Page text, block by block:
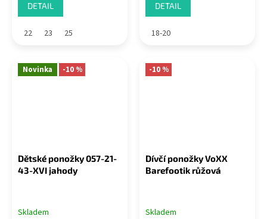
DETAIL
22 23 25
DETAIL
18-20
Novinka -10 %
Dětské ponožky 057-21-
43-XVI jahody
Skladem
-10 %
Dívčí ponožky VoXX
Barefootik růžová
Skladem